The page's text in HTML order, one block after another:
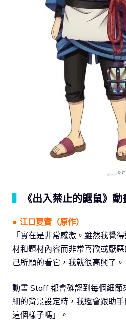
《出入禁止的鼴鼠》
● 江口夏實（原作）
「實在是非常感激。雖然我覺
材和題材內容而非常喜歡或厭
己所願的看它，我就很高興了。
動畫 Staff 都會確認到每個細節
細的背景設定時，我還會跟助
這個樣子嗎」。